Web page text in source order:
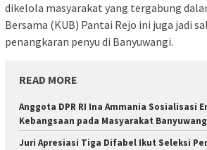
dikelola masyarakat yang tergabung
Bersama (KUB) Pantai Rejo ini juga jadi
penangkaran penyu di Banyuwangi.
READ MORE
Anggota DPR RI Ina Ammania Sosialisasi
Kebangsaan pada Masyarakat
Juri Apresiasi Tiga Difabel Ikut Seleksi